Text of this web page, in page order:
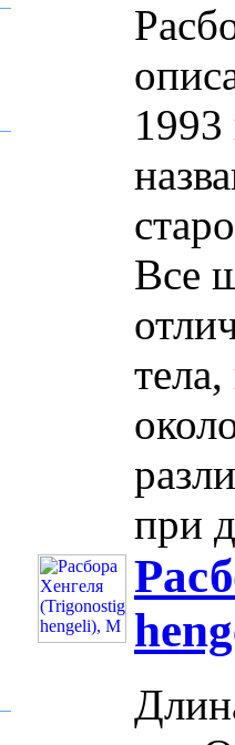
1993
Все
при